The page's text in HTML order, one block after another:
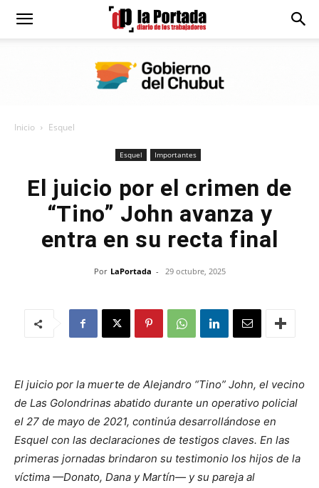
Diario
Inicio Esquel
Esquel Importantes
El juicio por el crimen de
“Tino” John avanza y
entra en su recta final
Por LaPortada - 29 octubre, 2025
El juicio por la muerte de Alejandro “Tino” John, el vecino
de Las Golondrinas abatido durante un operativo policial
el 27 de mayo de 2021, continúa desarrollándose en
Esquel con las declaraciones de testigos claves. En las
primeras jornadas brindaron su testimonio los hijos de la
víctima —Donato, Dana y Martín— y su pareja al